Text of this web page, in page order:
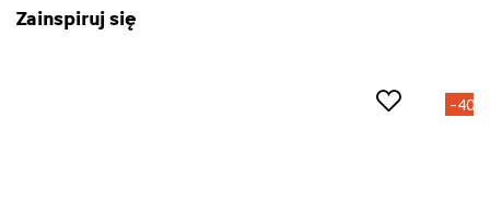
Zainspiruj się
-40%